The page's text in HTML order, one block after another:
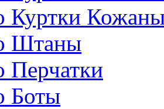
Куртки
Штаны
Перчатки
Боты